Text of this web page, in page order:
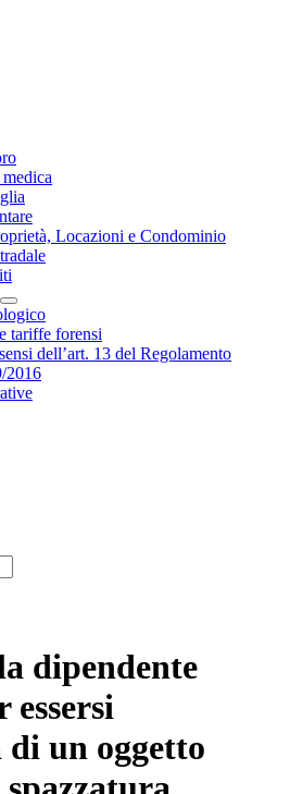
Locazioni e Condominio
Toggle Dropdown
tariffe forensi
dell’art. 13 del Regolamento
2016
dipendente
essersi
di un oggetto